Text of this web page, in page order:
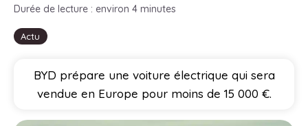
Actu
Durée de lecture : environ 4 minutes
BYD prépare une voiture électrique qui sera
vendue en Europe pour moins de 15 000 €.